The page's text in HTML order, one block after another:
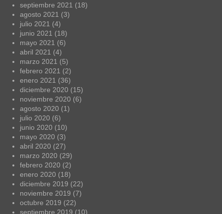
septiembre 2021 (18)
agosto 2021 (3)
julio 2021 (4)
junio 2021 (18)
mayo 2021 (6)
abril 2021 (4)
marzo 2021 (5)
febrero 2021 (2)
enero 2021 (36)
diciembre 2020 (15)
noviembre 2020 (6)
agosto 2020 (1)
julio 2020 (6)
junio 2020 (10)
mayo 2020 (3)
abril 2020 (27)
marzo 2020 (29)
febrero 2020 (2)
enero 2020 (18)
diciembre 2019 (22)
noviembre 2019 (7)
octubre 2019 (22)
septiembre 2019 (10)